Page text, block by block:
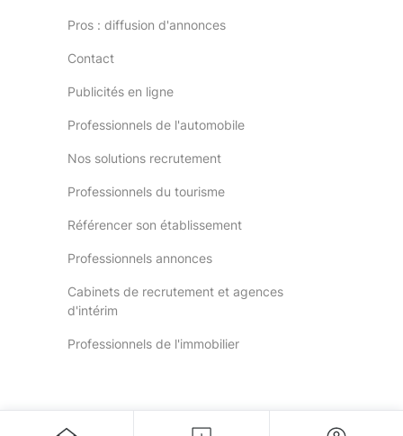
Pros : diffusion d'annonces
Contact
Publicités en ligne
Professionnels de l'automobile
Nos solutions recrutement
Professionnels du tourisme
Référencer son établissement
Professionnels annonces
Cabinets de recrutement et agences
d'intérim
Professionnels de l'immobilier